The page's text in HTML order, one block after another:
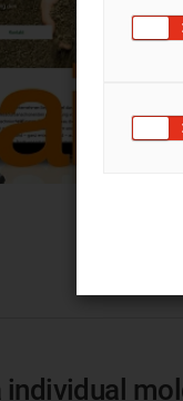
individual